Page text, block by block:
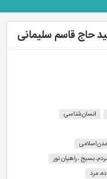
حاج قاسم سلیمانی
انسان‌شناسی
اسلامی
بسیج ، راهیان نور
مرد